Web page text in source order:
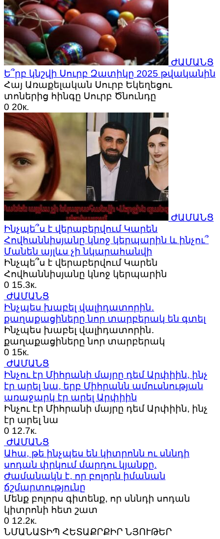
ԺԱՄԱՆՑ
Ե՞րբ կնշվի Սուրբ Զատիկը 2025 թվականին
Հայ Առաքելական Սուրբ Եկեղեցու
տոներից հինգը Սուրբ Ծնունդը
0 20к.
ԺԱՄԱՆՑ
Ինչպե՞ս է վերաբերվում Կարեն
Հովհաննիսյանը կնոջ կերպարին և ինչու՞
Մանեն այլևս չի նկարահանվի
Ինչպե՞ս է վերաբերվում Կարեն
Հովհաննիսյանը կնոջ կերպարին
0 15.3к.
ԺԱՄԱՆՑ
Ինչպես խաբել վալիդատորին․
քաղաքացիները նոր տարբերակ են գտել
Ինչպես խաբել վալիդատորին․
քաղաքացիները նոր տարբերակ
0 15к.
ԺԱՄԱՆՑ
Ինչու էր Միհրանի մայրը դեմ Արփիին, ինչ
էր արել նա, երբ Միհրանն ամուսնության
առաջարկ էր արել Արփիին
Ինչու էր Միհրանի մայրը դեմ Արփիին, ինչ
էր արել նա
0 12.7к.
ԺԱՄԱՆՑ
Ահա, թե ինչպես են կիտրոնն ու սննդի
սոդան փրկում մարդու կյանքը.
Ժամանակն է, որ բոլորն իմանան
ճշմարտությունը
Մենք բոլորս գիտենք, որ սննդի սոդան
կիտրոնի հետ շատ
0 12.2к.
ՆՄԱՆԱՏԻՊ ՀԵՏԱՔՐՔԻՐ ՆՅՈՒԹԵՐ